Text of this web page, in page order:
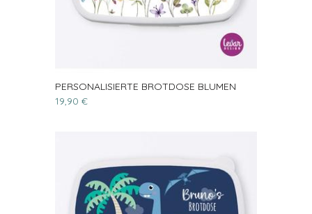
PERSONALISIERTE BROTDOSE BLUMEN
19,90 €